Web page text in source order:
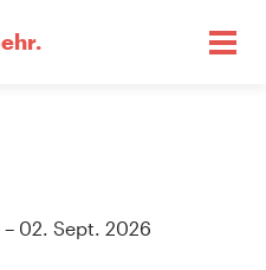
– 02. Sept. 2026